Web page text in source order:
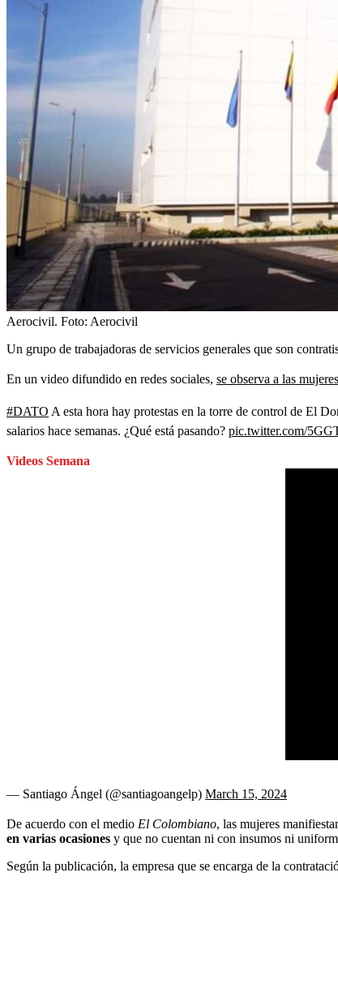
Aerocivil. Foto: Aerocivil
Un grupo de trabajadoras de servicios generales que son
En un video difundido en redes sociales, se observa a las
#DATO A esta hora hay protestas en la torre de control de El
salarios hace semanas. ¿Qué está pasando? pic.twitter.com/
Videos Semana
— Santiago Ángel (@santiagoangelp) March 15, 2024
De acuerdo con el medio El Colombiano, las mujeres
en varias ocasiones y que no cuentan ni con insumos ni
Según la publicación, la empresa que se encarga de la